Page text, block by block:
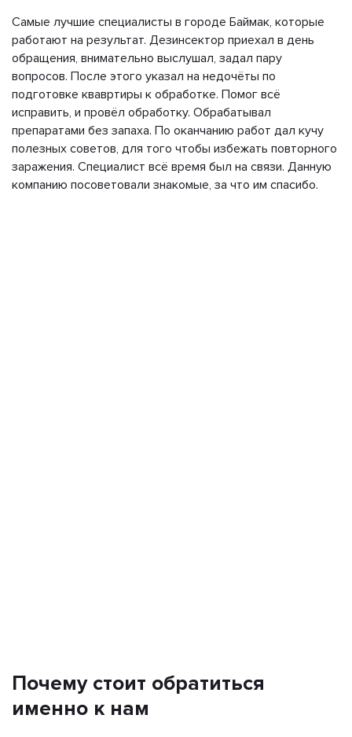
Самые лучшие специалисты в городе Баймак, которые
работают на результат. Дезинсектор приехал в день
обращения, внимательно выслушал, задал пару
вопросов. После этого указал на недочёты по
подготовке квавртиры к обработке. Помог всё
исправить, и провёл обработку. Обрабатывал
препаратами без запаха. По оканчанию работ дал кучу
полезных советов, для того чтобы избежать повторного
заражения. Специалист всё время был на связи. Данную
компанию посоветовали знакомые, за что им спасибо.
Почему стоит обратиться
именно к нам